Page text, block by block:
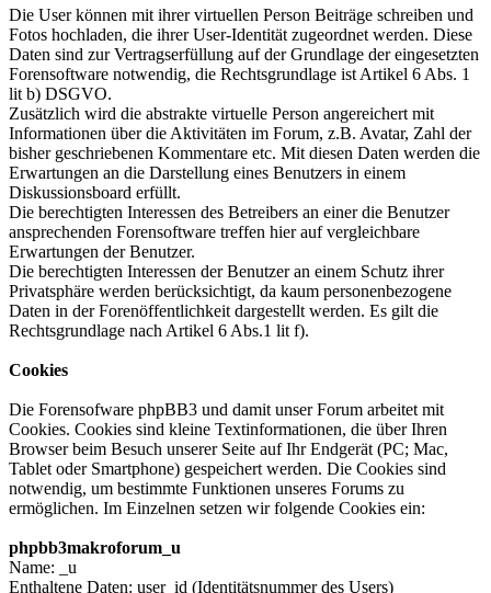
Die User können mit ihrer virtuellen Person Beiträge schreiben und
Fotos hochladen, die ihrer User-Identität zugeordnet werden. Diese
Daten sind zur Vertragserfüllung auf der Grundlage der eingesetzten
Forensoftware notwendig, die Rechtsgrundlage ist Artikel 6 Abs. 1
lit b) DSGVO.
Zusätzlich wird die abstrakte virtuelle Person angereichert mit
Informationen über die Aktivitäten im Forum, z.B. Avatar, Zahl der
bisher geschriebenen Kommentare etc. Mit diesen Daten werden die
Erwartungen an die Darstellung eines Benutzers in einem
Diskussionsboard erfüllt.
Die berechtigten Interessen des Betreibers an einer die Benutzer
ansprechenden Forensoftware treffen hier auf vergleichbare
Erwartungen der Benutzer.
Die berechtigten Interessen der Benutzer an einem Schutz ihrer
Privatsphäre werden berücksichtigt, da kaum personenbezogene
Daten in der Forenöffentlichkeit dargestellt werden. Es gilt die
Rechtsgrundlage nach Artikel 6 Abs.1 lit f).
Cookies
Die Forensofware phpBB3 und damit unser Forum arbeitet mit
Cookies. Cookies sind kleine Textinformationen, die über Ihren
Browser beim Besuch unserer Seite auf Ihr Endgerät (PC; Mac,
Tablet oder Smartphone) gespeichert werden. Die Cookies sind
notwendig, um bestimmte Funktionen unseres Forums zu
ermöglichen. Im Einzelnen setzen wir folgende Cookies ein:
phpbb3makroforum_u
Name: _u
Enthaltene Daten: user_id (Identitätsnummer des Users)